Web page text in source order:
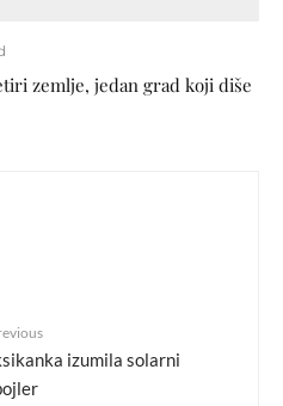
zemlje, jedan grad koji diše
izumila solarni